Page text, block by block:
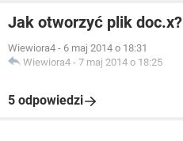
Jak otworzyć plik doc.x?
Wiewiora4 - 6 maj 2014 o 18:31
Wiewiora4 - 7 maj 2014 o 18:25
5 odpowiedzi